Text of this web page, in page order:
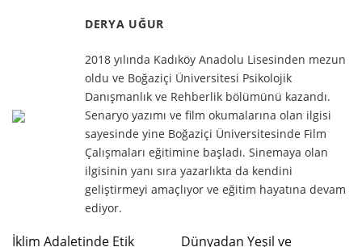
DERYA UĞUR
2018 yılında Kadıköy Anadolu Lisesinden mezun
oldu ve Boğaziçi Üniversitesi Psikolojik
Danışmanlık ve Rehberlik bölümünü kazandı.
Senaryo yazımı ve film okumalarına olan ilgisi
sayesinde yine Boğaziçi Üniversitesinde Film
Çalışmaları eğitimine başladı. Sinemaya olan
ilgisinin yanı sıra yazarlıkta da kendini
geliştirmeyi amaçlıyor ve eğitim hayatına devam
ediyor.
İklim Adaletinde Etik
Dünyadan Yeşil ve